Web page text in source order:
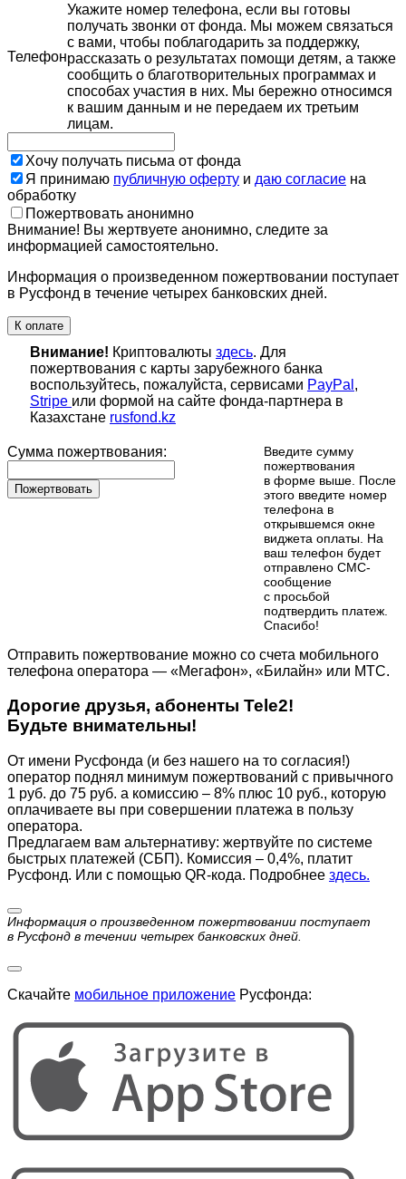
Телефон
Укажите номер телефона, если вы готовы
получать звонки от фонда. Мы можем связаться
с вами, чтобы поблагодарить за поддержку,
рассказать о результатах помощи детям, а также
сообщить о благотворительных программах и
способах участия в них. Мы бережно относимся
к вашим данным и не передаем их третьим
лицам.
Хочу получать письма от фонда
Я принимаю публичную оферту и даю согласие на
обработку
Пожертвовать анонимно
Внимание! Вы жертвуете анонимно, следите за
информацией самостоятельно.
Информация о произведенном пожертвовании поступает
в Русфонд в течение четырех банковских дней.
К оплате
Внимание! Криптовалюты здесь. Для
пожертвования с карты зарубежного банка
воспользуйтесь, пожалуйста, сервисами PayPal ,
Stripe или формой на сайте фонда-партнера в
Казахстане rusfond.kz
Сумма пожертвования:
Пожертвовать
Введите сумму
пожертвования
в форме выше. После
этого введите номер
телефона в
открывшемся окне
виджета оплаты. На
ваш телефон будет
отправлено СМС-
сообщение
с просьбой
подтвердить платеж.
Cпасибо!
Отправить пожертвование можно со счета мобильного
телефона оператора — «Мегафон», «Билайн» или МТС.
Дорогие друзья, абоненты Tele2!
Будьте внимательны!
От имени Русфонда (и без нашего на то согласия!)
оператор поднял минимум пожертвований с привычного
1 руб. до 75 руб. а комиссию – 8% плюс 10 руб., которую
оплачиваете вы при совершении платежа в пользу
оператора.
Предлагаем вам альтернативу: жертвуйте по cистеме
быстрых платежей (СБП). Комиссия – 0,4%, платит
Русфонд. Или с помощью QR-кода. Подробнее здесь.
Информация о произведенном пожертвовании поступает
в Русфонд в течении четырех банковских дней.
Скачайте мобильное приложение Русфонда: